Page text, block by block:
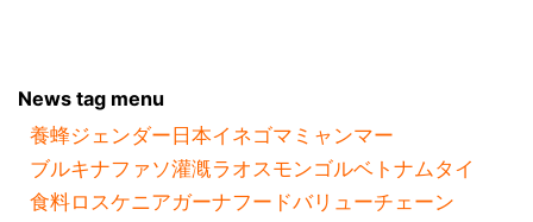
News tag menu
養蜂ジェンダー 日本イネゴマ ミャンマー
ブルキナファソ灌漑ラオスモンゴルベトナムタイ
食料ロスケニアガーナフードバリューチェーン